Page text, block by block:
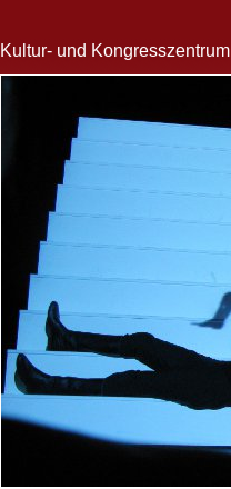
Kultur- und Kongresszentrum